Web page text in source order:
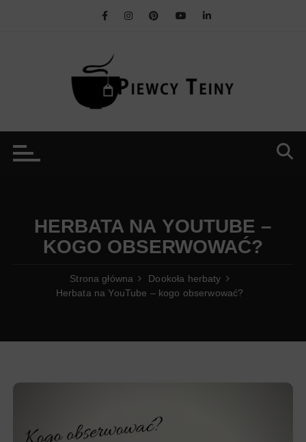
HERBATA NA YOUTUBE –
KOGO OBSERWOWAĆ?
Strona główna
Dookoła herbaty
Herbata na YouTube – kogo obserwować?